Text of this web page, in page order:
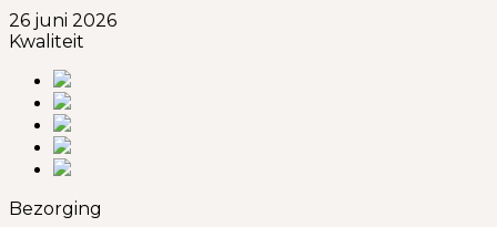
26 juni 2026
Kwaliteit
Bezorging